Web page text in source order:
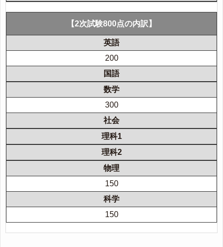
【2次試験800点の内訳】
200
300
150
150